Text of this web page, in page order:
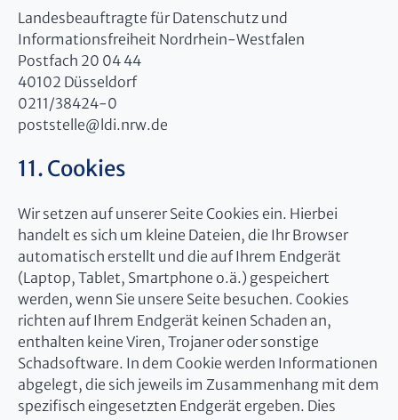
Landesbeauftragte für Datenschutz und
Informationsfreiheit Nordrhein-Westfalen
Postfach 20 04 44
40102 Düsseldorf
0211/38424-0
poststelle@ldi.nrw.de
11. Cookies
Wir setzen auf unserer Seite Cookies ein. Hierbei
handelt es sich um kleine Dateien, die Ihr Browser
automatisch erstellt und die auf Ihrem Endgerät
(Laptop, Tablet, Smartphone o.ä.) gespeichert
werden, wenn Sie unsere Seite besuchen. Cookies
richten auf Ihrem Endgerät keinen Schaden an,
enthalten keine Viren, Trojaner oder sonstige
Schadsoftware. In dem Cookie werden Informationen
abgelegt, die sich jeweils im Zusammenhang mit dem
spezifisch eingesetzten Endgerät ergeben. Dies